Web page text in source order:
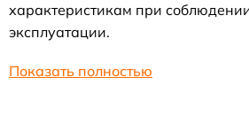
характеристикам при
эксплуатации.
Показать полностью